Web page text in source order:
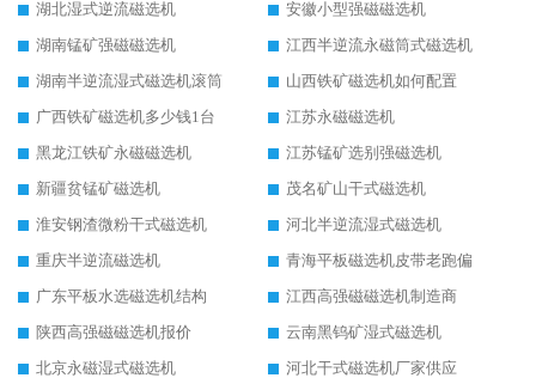
湖北湿式逆流磁选机
安徽小型强磁磁选机
湖南锰矿强磁磁选机
江西半逆流永磁筒式磁选机
湖南半逆流湿式磁选机滚筒
山西铁矿磁选机如何配置
广西铁矿磁选机多少钱1台
江苏永磁磁选机
黑龙江铁矿永磁磁选机
江苏锰矿选别强磁选机
新疆贫锰矿磁选机
茂名矿山干式磁选机
淮安钢渣微粉干式磁选机
河北半逆流湿式磁选机
重庆半逆流磁选机
青海平板磁选机皮带老跑偏
广东平板水选磁选机结构
江西高强磁磁选机制造商
陕西高强磁磁选机报价
云南黑钨矿湿式磁选机
北京永磁湿式磁选机
河北干式磁选机厂家供应